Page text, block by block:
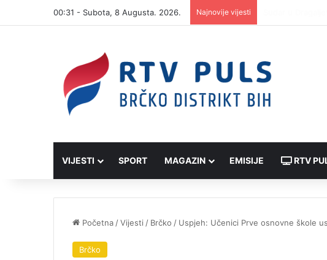
00:31 - Subota, 8 Augusta. 2026. Najnovije vijesti
VIJESTI SPORT MAGAZIN EMISIJE RTV
Početna /Vijesti / Brčko / Uspjeh: Učenici Prve osnovne škole
Brčko